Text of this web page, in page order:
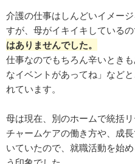
介護の仕事はしんどいイメー
すが、母がイキイキしているの
はありませんでした。
仕事なのでもちろん辛いとき
なイベントがあってね」など
れています。
母は現在、別のホームで統括リ
チャームケアの働き方や、成
いていたので、就職活動を始